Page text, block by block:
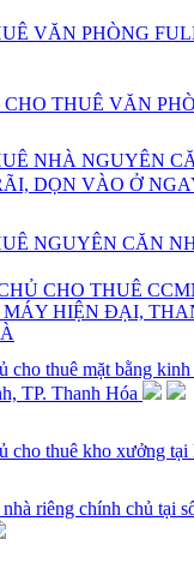
VĂN PHÒNG
CHO THUÊ VĂN
NHÀ NGUYÊN
DỌN VÀO Ở
NGUYÊN CĂN
CHO THUÊ
HIỆN ĐẠI,
cho thuê mặt bằng
TP. Thanh Hóa
cho thuê kho xưởng
riêng chính chủ tại